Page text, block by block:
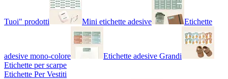
Tuoi" prodotti Mini etichette adesive Etichette
adesive mono-colore
Etichette adesive Grandi
Etichette per scarpe
Etichette Per Vestiti